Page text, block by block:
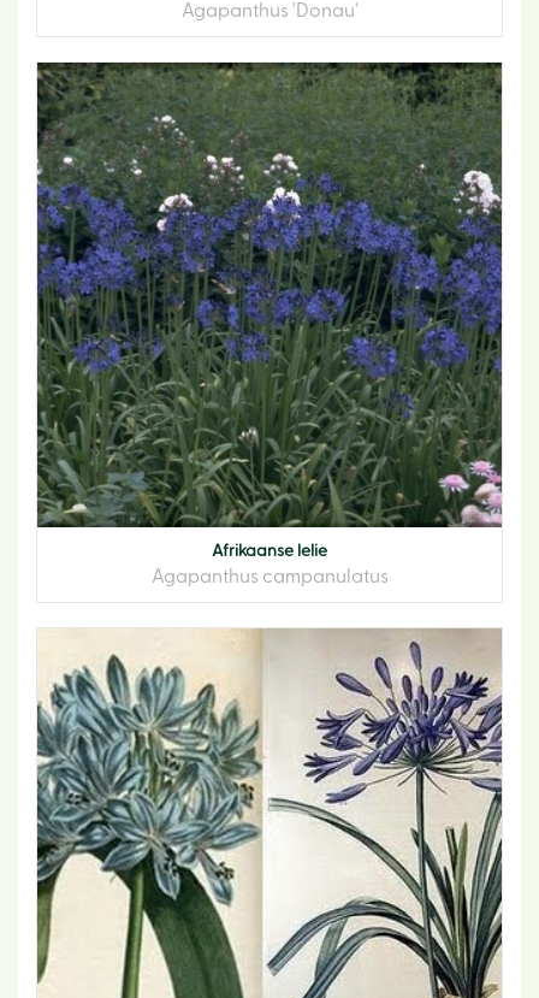
Agapanthus 'Donau'
Afrikaanse lelie
Agapanthus campanulatus